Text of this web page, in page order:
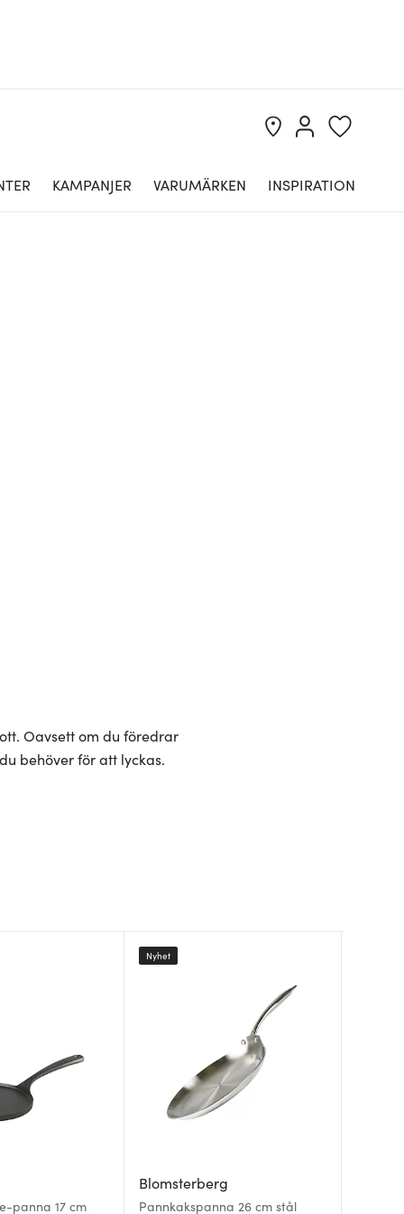
KAMPANJER VARUMÄRKEN INSPIRATION
Oavsett om du föredrar
behöver för att lyckas.
panna 17 cm
Blomsterberg
Pannkakspanna 26 cm stål
Nyhet